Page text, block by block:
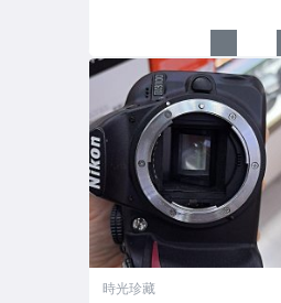
時光珍藏